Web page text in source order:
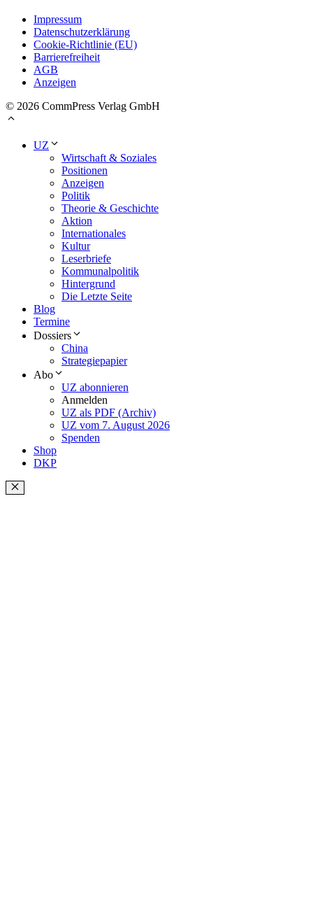
Impressum
Datenschutzerklärung
Cookie-Richtlinie (EU)
Barrierefreiheit
AGB
Anzeigen
© 2026 CommPress Verlag GmbH
UZ
Wirtschaft & Soziales
Positionen
Anzeigen
Politik
Theorie & Geschichte
Aktion
Internationales
Kultur
Leserbriefe
Kommunalpolitik
Hintergrund
Die Letzte Seite
Blog
Termine
Dossiers
China
Strategiepapier
Abo
UZ abonnieren
Anmelden
UZ als PDF (Archiv)
UZ vom 7. August 2026
Spenden
Shop
DKP
Schließen